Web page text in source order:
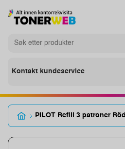
Kontakt kundeservice
PILOT Refill 3 patroner Röd